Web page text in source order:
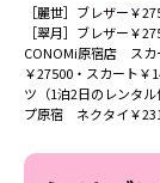
［麗世］ブレザー￥
［翠月］ブレザー￥
CONOMi原宿店 スカ
￥27500・スカート
ツ（1泊2日のレンタ
プ原宿 ネクタイ￥